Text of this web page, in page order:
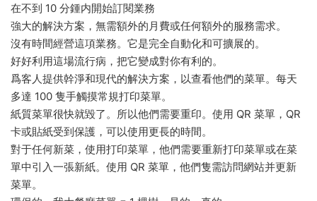
在不到 10 分鍾内開始訂閱業務
強大的解決方案，無需額外的月費或任何額外的服務需求。
沒有時間經營這項業務。它是完全自動化和可擴展的。
好好利用這場流行病，把它變成對你有利的。
爲客人提供幹淨和現代的解決方案，以查看他們的菜單。每天
多達 100 隻手觸摸常規打印菜單。
紙質菜單很快就毀了。所以他們需要重印。使用 QR 菜單，QR
卡或貼紙受到保護，可以使用更長的時間。
對于任何新菜，使用打印菜單，他們需要重新打印菜單或在菜
單中引入一張新紙。使用 QR 菜單，他們隻需訪問網站并更新
菜單。